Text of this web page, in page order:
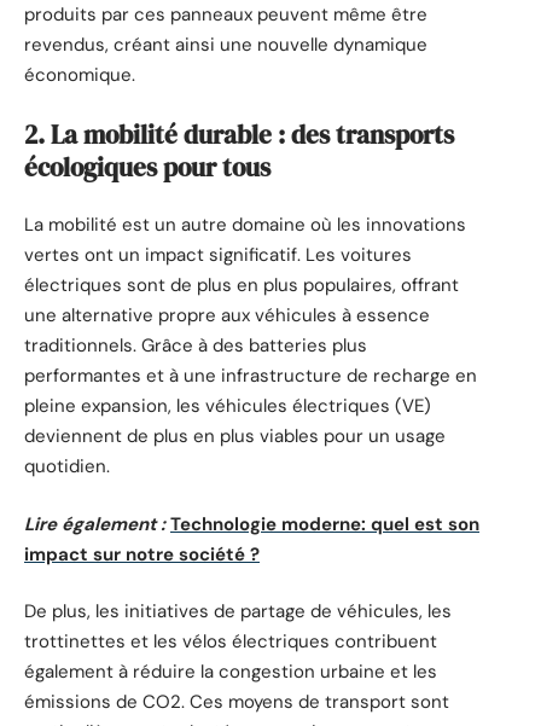
produits par ces panneaux peuvent même être
revendus, créant ainsi une nouvelle dynamique
économique.
2. La mobilité durable : des transports
écologiques pour tous
La mobilité est un autre domaine où les innovations
vertes ont un impact significatif. Les voitures
électriques sont de plus en plus populaires, offrant
une alternative propre aux véhicules à essence
traditionnels. Grâce à des batteries plus
performantes et à une infrastructure de recharge en
pleine expansion, les véhicules électriques (VE)
deviennent de plus en plus viables pour un usage
quotidien.
Lire également : Technologie moderne: quel est son
impact sur notre société ?
De plus, les initiatives de partage de véhicules, les
trottinettes et les vélos électriques contribuent
également à réduire la congestion urbaine et les
émissions de CO2. Ces moyens de transport sont